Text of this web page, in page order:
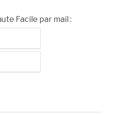
Facile par mail :